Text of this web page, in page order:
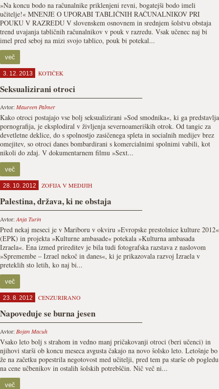
»Na koncu bodo na računalnike priklenjeni revni, bogatejši bodo imeli
učitelje!« MNENJE O UPORABI TABLIČNIH RAČUNALNIKOV PRI
POUKU V RAZREDU V slovenskem osnovnem in srednjem šolstvu obstaja
trend uvajanja tabličnih računalnikov v pouk v razredu. Vsak učenec naj bi
imel pred seboj na mizi svojo tablico, pouk bi potekal...
več
3. 12. 2013 KOTIČEK
Seksualizirani otroci
Avtor:Maureen Palmer
Kako otroci postajajo vse bolj seksualizirani »Sod smodnika«, ki ga predstavlja
pornografija, je eksplodiral v življenja severnoameriških otrok. Od tangic za
devetletne deklice, do s spolnostjo zasičenega spleta in socialnih medijev brez
omejitev, so otroci danes bombardirani s komercialnimi spolnimi vabili, kot
nikoli do zdaj. V dokumentarnem filmu »Sext...
več
28. 10. 2012 ZOFIJA V MEDIJIH
Palestina, država, ki ne obstaja
Avtor:Anja Turin
Pred nekaj meseci je v Mariboru v okviru »Evropske prestolnice kulture 2012«
(EPK) in projekta »Kulturne ambasade« potekala »Kulturna ambasada
Izraela«. Ena izmed prireditev je bila tudi fotografska razstava z naslovom
»Spremembe – Izrael nekoč in danes«, ki je prikazovala razvoj Izraela v
preteklih sto letih, ko naj bi...
več
23. 8. 2012 CENZURIRANO
Napoveduje se burna jesen
Avtor: Bojan Macuh
Vsako leto bolj s strahom in vedno manj pričakovanji otroci (beri učenci) in
njihovi starši ob koncu meseca avgusta čakajo na novo šolsko leto. Letošnje bo
že na začetku popestrila negotovost med učitelji, pred tem pa starše ob pogledu
na cene učbenikov in ostalih šolskih potrebščin. Nič več ni...
več